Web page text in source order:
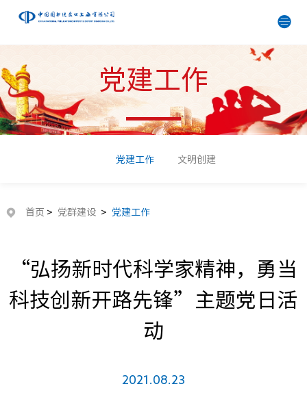
党建工作
党建工作 文明创建
首页 > 党群建设 > 党建工作
“弘扬新时代科学家精神，勇当
科技创新开路先锋”主题党日活
动
2021.08.23